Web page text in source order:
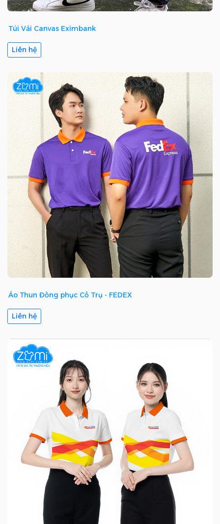
Túi Vải Canvas Eximbank
Liên hệ
Áo Thun Đồng phục Cổ Trụ - FEDEX
Liên hệ